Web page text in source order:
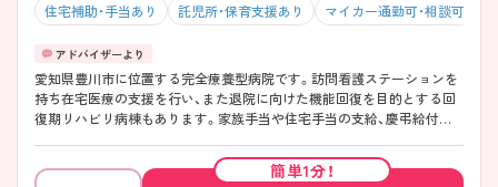
住宅補助・手当あり 託児所・保育支援あり マイカー通勤可・相談可
愛知県豊川市に位置する完全療養型病院です。訪問看護ステーションを
持ち在宅医療の支援を行い、また退院に向けた機能回復を目的とする回
復期リハビリ病棟もあります。家族手当や住宅手当の支給、慶弔給付金
の方のために保育所も設けているので安心して働くことができます。 ご
興味ある方には、面接対策ポイントなど、さらに詳細をお話しいたします
簡単1分！